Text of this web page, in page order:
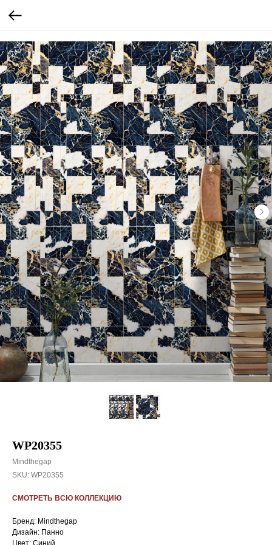
WP20355
Mindthegap
SKU: WP20355
СМОТРЕТЬ ВСЮ КОЛЛЕКЦИЮ
Бренд: Mindthegap
Дизайн: Панно
Цвет: Синий